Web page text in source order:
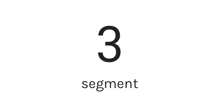
3
segment